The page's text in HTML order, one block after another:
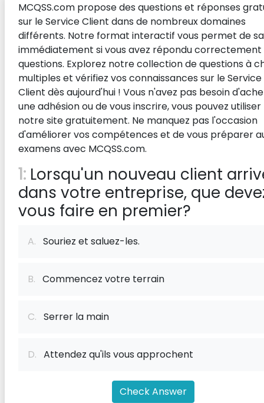
MCQSS.com propose des questions et réponses
sur le Service Client dans de nombreux domaines
différents. Notre format interactif vous permet de
immédiatement si vous avez répondu correctement
questions. Explorez notre collection de questions à
multiples et vérifiez vos connaissances sur le Service
Client dès aujourd'hui ! Vous n'avez pas besoin
une adhésion ou de vous inscrire, vous pouvez utiliser
notre site gratuitement. Ne manquez pas l'occasion
d'améliorer vos compétences et de vous préparer
examens avec MCQSS.com.
1: Lorsqu'un nouveau client
dans votre entreprise, que
vous faire en premier?
A. Souriez et saluez-les.
B. Commencez votre terrain
C. Serrer la main
D. Attendez qu'ils vous approchent
Check Answer